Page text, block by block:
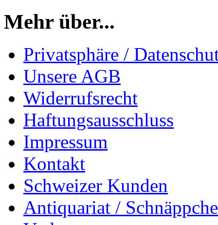
Mehr über...
Privatsphäre /
Unsere AGB
Widerrufsrecht
Haftungsausschluss
Impressum
Kontakt
Schweizer Kunden
Antiquariat /